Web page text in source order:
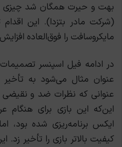
بهت و حیرت همگان شد
(شرکت مادر بتزدا). این
مایکروسافت را فوق‌العاده
در ادامه فیل اسپنسر
عنوانی که نظرات ضد و نقیضی
این‌که این بازی برای
ایکس برنامه‌ریزی شده بود،
کیفیت بالاتر بازی را تأخیر زد.